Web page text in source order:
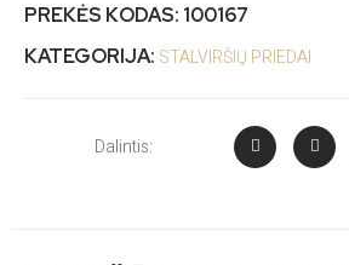
PREKĖS KODAS: 100167
KATEGORIJA: STALVIRŠIŲ PRIEDAI
Dalintis: